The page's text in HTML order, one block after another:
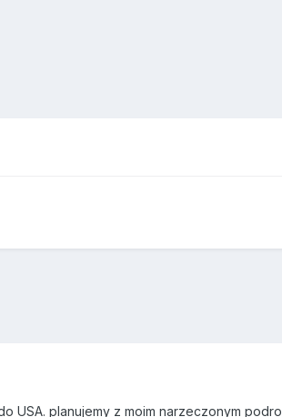
USA. planujemy z moim narzeczonym